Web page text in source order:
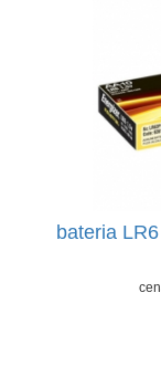
bateria